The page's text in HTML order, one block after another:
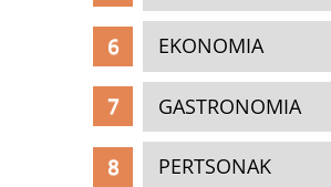
EKONOMIA
GASTRONOMIA
PERTSONAK